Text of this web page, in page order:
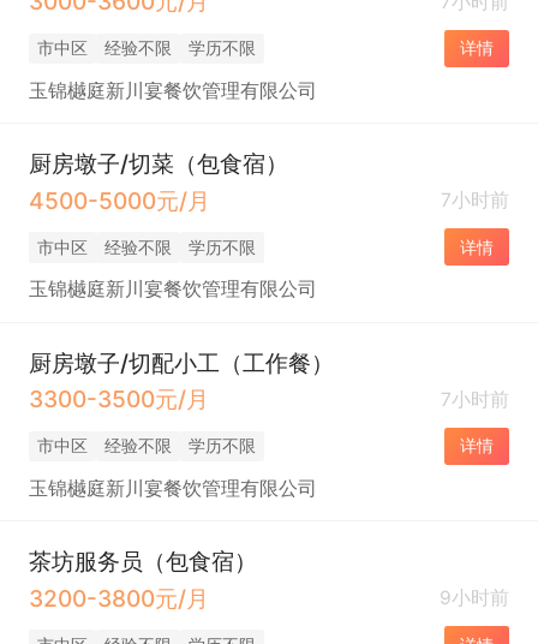
市中区 经验不限 学历不限 详情
玉锦樾庭新川宴餐饮管理有限公司
厨房墩子/切菜（包食宿）
4500-5000元/月
7小时前
市中区 经验不限 学历不限 详情
玉锦樾庭新川宴餐饮管理有限公司
厨房墩子/切配小工（工作餐）
3300-3500元/月
7小时前
市中区 经验不限 学历不限 详情
玉锦樾庭新川宴餐饮管理有限公司
茶坊服务员（包食宿）
3200-3800元/月
9小时前